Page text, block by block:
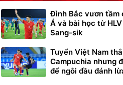
Đình Bắc vươn tầm
Á và bài học từ
Sang-sik
Tuyển Việt Nam
Campuchia nhưng
để ngôi đầu đánh